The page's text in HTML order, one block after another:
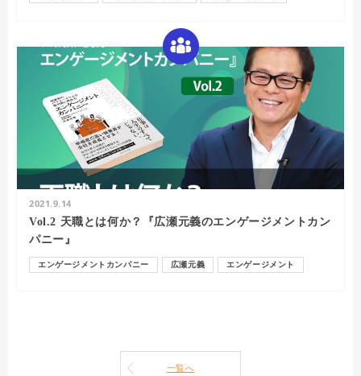
2021.9.14
Vol.2 天職とは何か？『広瀬元義のエンゲージメントカン
パニー』
エンゲージメントカンパニー 広瀬元義 エンゲージメント
一覧へ